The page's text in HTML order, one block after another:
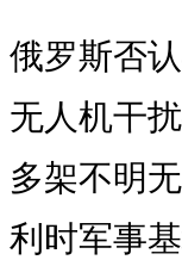
俄罗斯否
无人机干
多架不明
利时军事